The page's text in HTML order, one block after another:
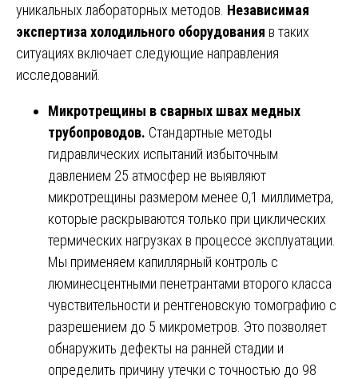
уникальных лабораторных методов. Независимая
экспертиза холодильного оборудования в таких
ситуациях включает следующие направления
исследований.
Микротрещины в сварных швах медных
трубопроводов. Стандартные методы
гидравлических испытаний избыточным
давлением 25 атмосфер не выявляют
микротрещины размером менее 0,1 миллиметра,
которые раскрываются только при циклических
термических нагрузках в процессе эксплуатации.
Мы применяем капиллярный контроль с
люминесцентными пенетрантами второго класса
чувствительности и рентгеновскую томографию с
разрешением до 5 микрометров. Это позволяет
обнаружить дефекты на ранней стадии и
определить причину утечки с точностью до 98